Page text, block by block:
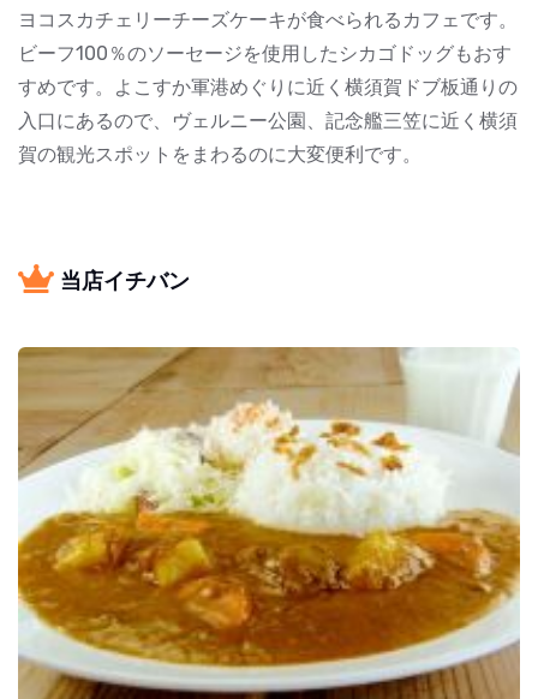
ヨコスカチェリーチーズケーキが食べられるカフェです。
ビーフ100％のソーセージを使用したシカゴドッグもおす
すめです。よこすか軍港めぐりに近く横須賀ドブ板通りの
入口にあるので、ヴェルニー公園、記念艦三笠に近く横須
賀の観光スポットをまわるのに大変便利です。
当店イチバン